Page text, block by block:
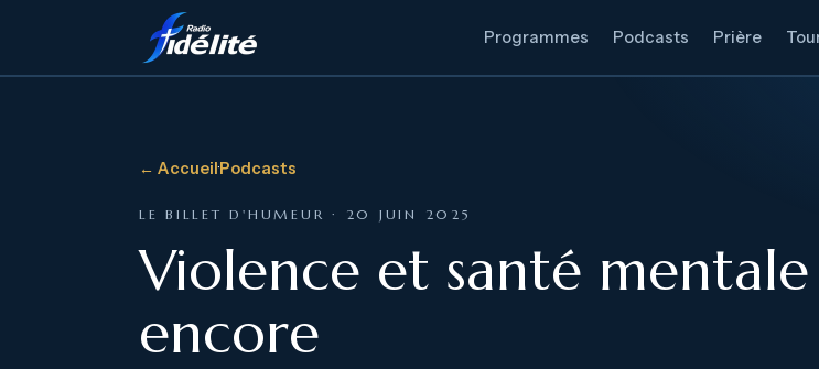
Programmes Podcasts Prière
← Accueil·Podcasts
LE BILLET D'HUMEUR · 20 JUIN 2025
Violence et santé mentale
encore